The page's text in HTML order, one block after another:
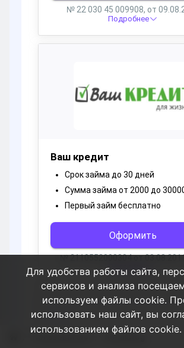
Пользователи Ronaldtog
Для удобства работы сайта,
сервисов и анализа
используем файлы cookie.
использовать наш сайт, вы
использованием файлов cookie.